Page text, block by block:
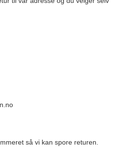
så vi kan spore returen.